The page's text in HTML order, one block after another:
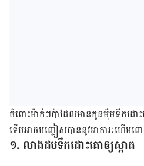
ចំពោះម៉ាក់ៗប៉ាដែលមានកូនម៉ឹមទឹកដោះ
ទើបអាចបញ្ចៀសបាននូវអាការៈហើមព
១. លាងដបទឹកដោះគោឲ្យស្អាត